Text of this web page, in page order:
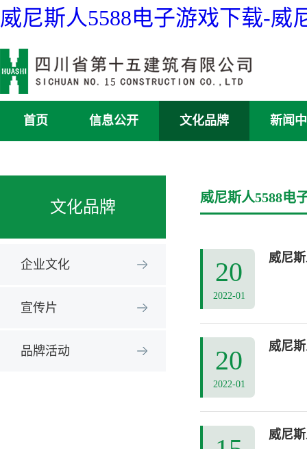
威尼斯人5588电子游戏下载-威
首页 信息公开 文化品牌 新闻
文化品牌
企业文化
宣传片
品牌活动
威尼斯人5588电
20
2022-01
威尼
20
2022-01
威尼
威尼